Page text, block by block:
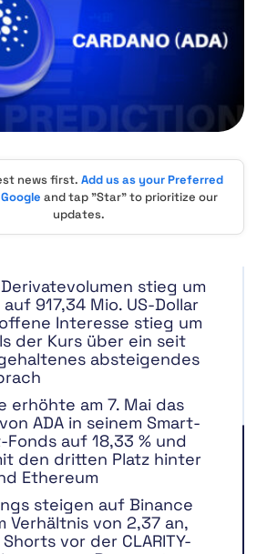
news first. Add us as your Preferred
and tap "Star" to prioritize our
updates.
Derivatevolumen stieg um
auf 917,34 Mio. US-Dollar
Interesse stieg um
der Kurs über ein seit
absteigendes
erhöhte am 7. Mai das
ADA in seinem Smart-
auf 18,33 % und
den dritten Platz hinter
Ethereum
steigen auf Binance
Verhältnis von 2,37 an,
vor der CLARITY-